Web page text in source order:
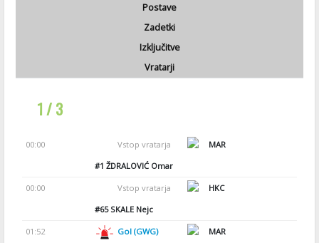
Postave
Zadetki
Izključitve
Vratarji
1 / 3
00:00 Vstop vratarja
MAR
#1 ŽDRALOVIĆ Omar
00:00 Vstop vratarja
HKC
#65SKALE Nejc
01:52 Gol (GWG)
MAR